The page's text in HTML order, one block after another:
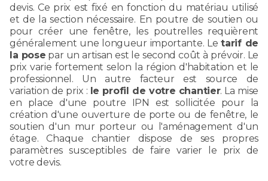
devis. Ce prix est fixé en fonction du matériau utilisé
et de la section nécessaire. En poutre de soutien ou
pour créer une fenêtre, les poutrelles requièrent
généralement une longueur importante. Letarif de
la pose par un artisan est le second coût à prévoir. Le
prix varie fortement selon la région d'habitation et le
professionnel. Un autre facteur est source de
variation de prix : le profil de votre chantier. La mise
en place d'une poutre IPN est sollicitée pour la
création d'une ouverture de porte ou de fenêtre, le
soutien d'un mur porteur ou l'aménagement d'un
étage. Chaque chantier dispose de ses propres
paramètres susceptibles de faire varier le prix de
votre devis.